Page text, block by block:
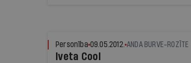
Personība 09.05.2012. ANDA BURVE-ROZĪTE
Iveta Cool